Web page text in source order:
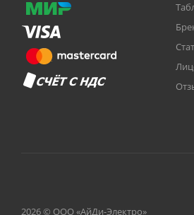
2026 © ООО «АйДи-Электро»